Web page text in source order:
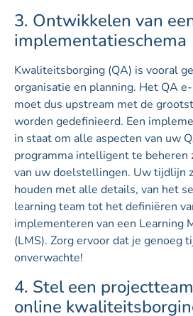
3. Ontwikkelen van
implementatieschema
Kwaliteitsborging (QA) is vooral
organisatie en planning. Het QA
moet dus upstream met de
worden gedefinieerd. Een
in staat om alle aspecten van uw
programma intelligent te beheren
van uw doelstellingen. Uw tijdlijn
houden met alle details, van het
learning team tot het definiëren
implementeren van een Learning
(LMS). Zorg ervoor dat je genoeg
onverwachte!
4. Stel een
online